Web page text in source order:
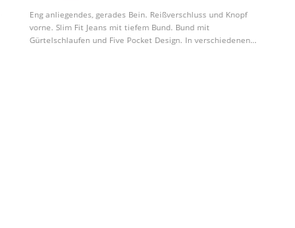
Eng anliegendes, gerades Bein. Reißverschluss und Knopf
vorne. Slim Fit Jeans mit tiefem Bund. Bund mit
Gürtelschlaufen und Five Pocket Design. In verschiedenen